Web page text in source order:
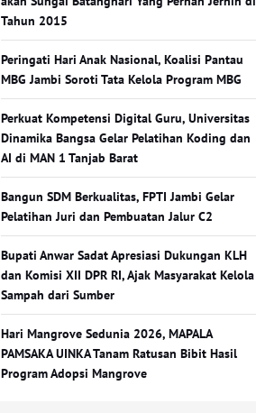
Tahun 2015
Peringati Hari Anak Nasional, Koalisi Pantau
MBG Jambi Soroti Tata Kelola Program MBG
Perkuat Kompetensi Digital Guru, Universitas
Dinamika Bangsa Gelar Pelatihan Koding dan
AI di MAN 1 Tanjab Barat
Bangun SDM Berkualitas, FPTI Jambi Gelar
Pelatihan Juri dan Pembuatan Jalur C2
Bupati Anwar Sadat Apresiasi Dukungan KLH
dan Komisi XII DPR RI, Ajak Masyarakat Kelola
Sampah dari Sumber
Hari Mangrove Sedunia 2026, MAPALA
PAMSAKA UINKA Tanam Ratusan Bibit Hasil
Program Adopsi Mangrove